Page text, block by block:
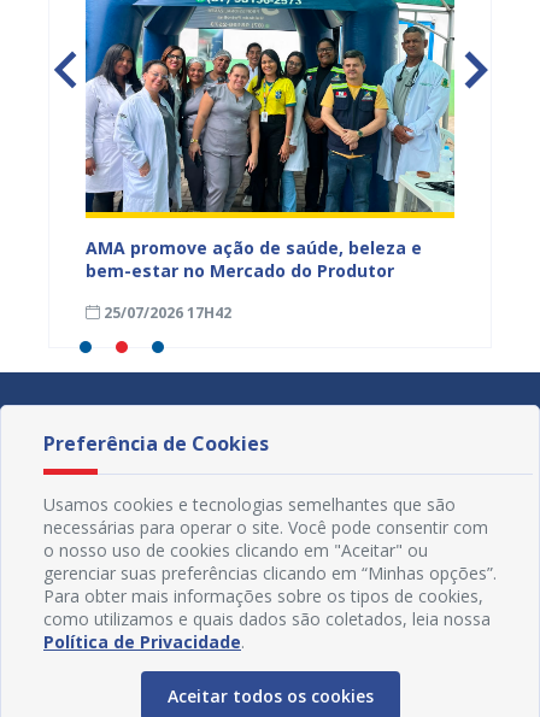
AMA promove ação de saúde, beleza e
bem-estar no Mercado do Produtor
25/07/2026 17H42
Preferência de Cookies
Usamos cookies e tecnologias semelhantes que são
necessárias para operar o site. Você pode consentir com
o nosso uso de cookies clicando em "Aceitar" ou
gerenciar suas preferências clicando em “Minhas opções”.
Para obter mais informações sobre os tipos de cookies,
como utilizamos e quais dados são coletados, leia nossa
Política de Privacidade.
Aceitar todos os cookies